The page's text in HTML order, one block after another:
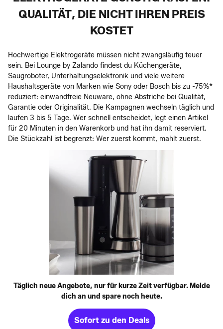
QUALITÄT, DIE NICHT IHREN PREIS
KOSTET
Hochwertige Elektrogeräte müssen nicht zwangsläufig teuer
sein. Bei Lounge by Zalando findest du Küchengeräte,
Saugroboter, Unterhaltungselektronik und viele weitere
Haushaltsgeräte von Marken wie Sony oder Bosch bis zu -75%*
reduziert: einwandfreie Neuware, ohne Abstriche bei Qualität,
Garantie oder Originalität. Die Kampagnen wechseln täglich und
laufen 3 bis 5 Tage. Wer schnell entscheidet, legt einen Artikel
für 20 Minuten in den Warenkorb und hat ihn damit reserviert.
Die Stückzahl ist begrenzt: Wer zuerst kommt, mahlt zuerst.
Täglich neue Angebote, nur für kurze Zeit verfügbar. Melde
dich an und spare noch heute.
Sofort zu den Deals